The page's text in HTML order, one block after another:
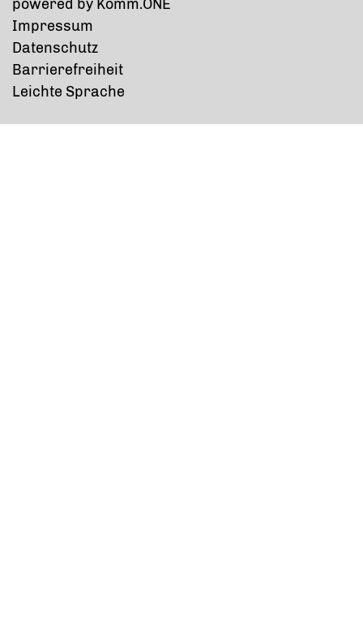
powered by Komm.ONE
Impressum
Datenschutz
Barrierefreiheit
Leichte Sprache